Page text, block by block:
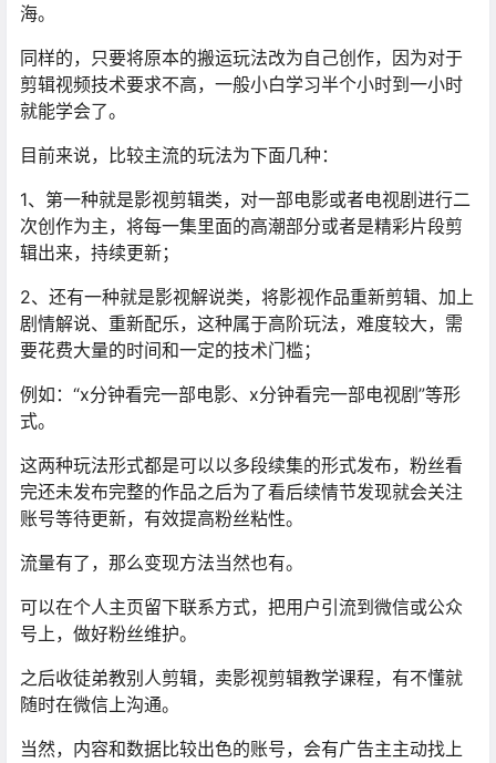
海。
同样的，只要将原本的搬运玩法改为自己创作，因为对于
剪辑视频技术要求不高，一般小白学习半个小时到一小时
就能学会了。
目前来说，比较主流的玩法为下面几种：
1、第一种就是影视剪辑类，对一部电影或者电视剧进行二
次创作为主，将每一集里面的高潮部分或者是精彩片段剪
辑出来，持续更新；
2、还有一种就是影视解说类，将影视作品重新剪辑、加上
剧情解说、重新配乐，这种属于高阶玩法，难度较大，需
要花费大量的时间和一定的技术门槛；
例如：“x分钟看完一部电影、x分钟看完一部电视剧”等形
式。
这两种玩法形式都是可以以多段续集的形式发布，粉丝看
完还未发布完整的作品之后为了看后续情节发现就会关注
账号等待更新，有效提高粉丝粘性。
流量有了，那么变现方法当然也有。
可以在个人主页留下联系方式，把用户引流到微信或公众
号上，做好粉丝维护。
之后收徒弟教别人剪辑，卖影视剪辑教学课程，有不懂就
随时在微信上沟通。
当然，内容和数据比较出色的账号，会有广告主主动找上